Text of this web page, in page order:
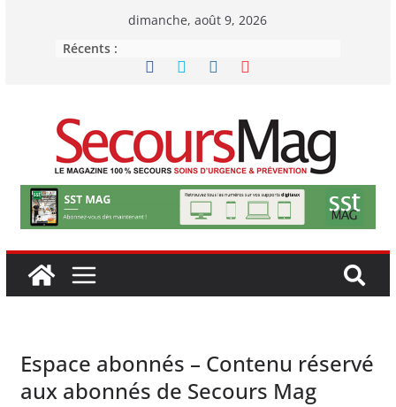
dimanche, août 9, 2026
Récents :
Espace abonnés – Contenu réservé
aux abonnés de Secours Mag